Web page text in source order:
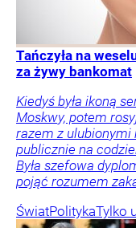
Tańczyła na
za żywy bankomat
Kiedyś była ikoną
Moskwy, potem
razem z ulubionymi
publicznie na
Była szefowa
pojąć rozumem
ŚwiatPolitykaTylko